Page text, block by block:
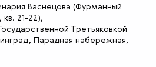
Васнецова (Фурманный
21-22),
Третьяковкой
Парадная набережная,